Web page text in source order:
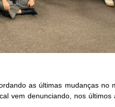
as últimas mudanças no
vem denunciando, nos